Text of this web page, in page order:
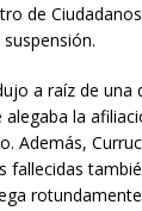
de
a raíz de una
la
Además,
fallecidas